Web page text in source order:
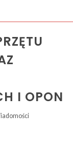
I OPON